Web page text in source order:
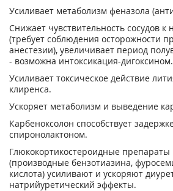
Усиливает метаболизм феназола
Снижает чувствительность сосудов
(требует соблюдения осторожности
анестезии), увеличивает период
- возможна интоксикация-дигоксином.
Усиливает токсическое действие
клиренса.
Ускоряет метаболизм и выведение
Карбеноксолон способствует
спиронолактоном.
Глюкокортикостероидные препараты
(производные бензотиазина,
кислота) усиливают и ускоряют
натрийуретический эффекты.